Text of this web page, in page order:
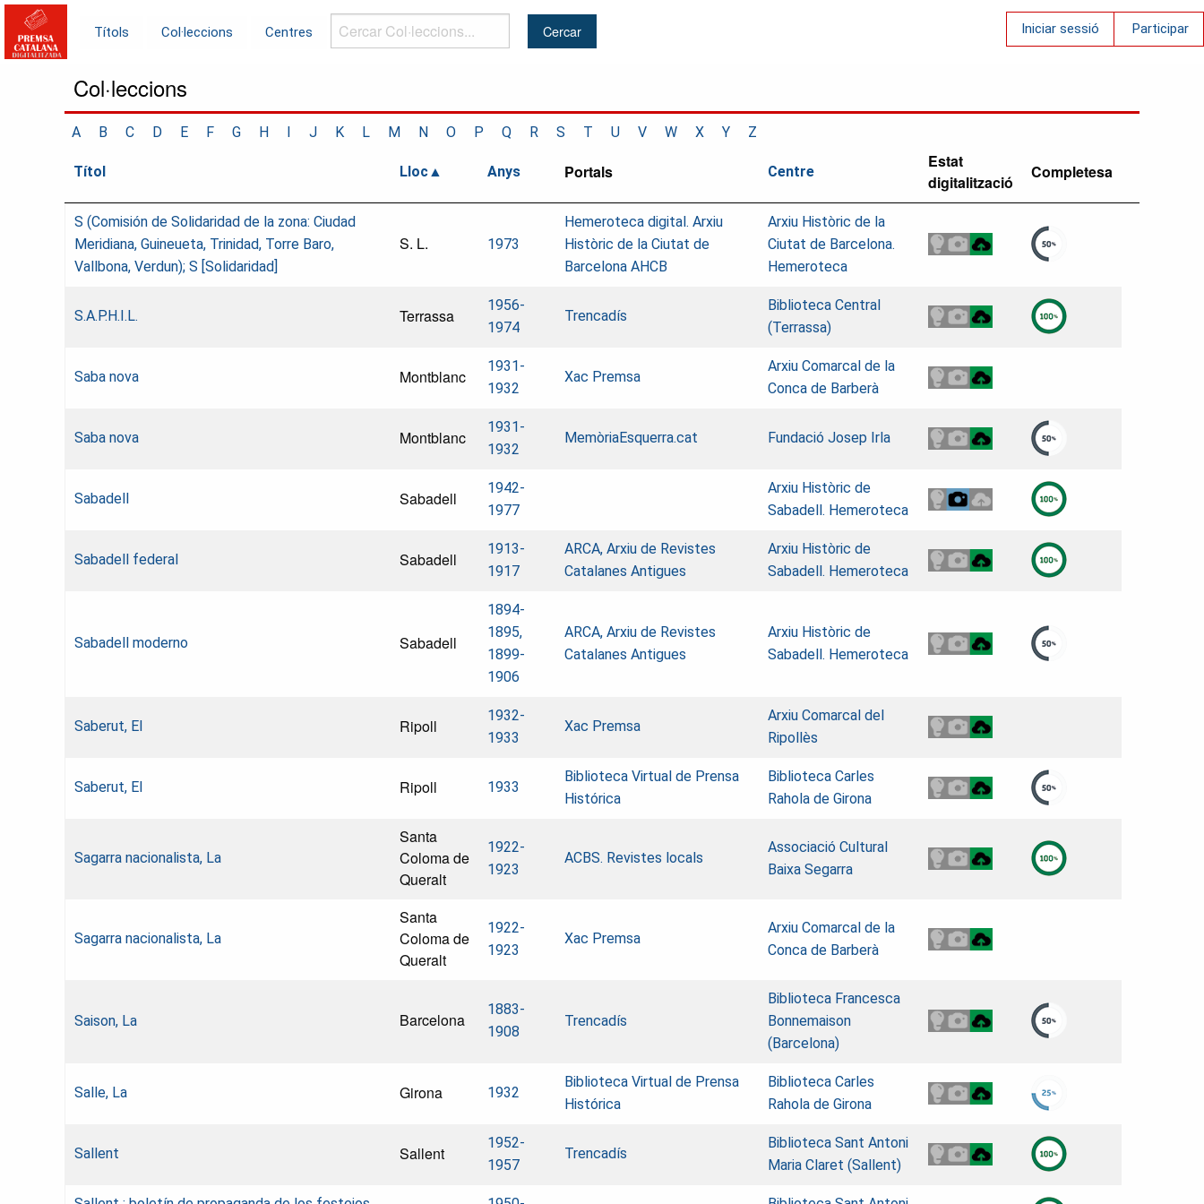
Títols Col·leccions Centres
Cercar
Col·leccions...
Iniciar sessió Participar
Col·leccions
A B C D E F G H I J K L M N O P Q R S T U V W X Y Z
Títol Lloc Anys Portals Centre
Estat
digitalització
Completesa
S (Comisión de Solidaridad de la zona: Ciudad
Meridiana, Guineueta, Trinidad, Torre Baro,
Vallbona, Verdun); S [Solidaridad]
S. L. 1973
Hemeroteca digital. Arxiu
Històric de la Ciutat de
Barcelona AHCB
Arxiu Històric de la
Ciutat de Barcelona.
Hemeroteca
S.A.P.H.I.L. Terrassa
1956-
1974
Trencadís
Biblioteca Central
(Terrassa)
Saba nova Montblanc
1931-
1932
Xac Premsa
Arxiu Comarcal de la
Conca de Barberà
Saba nova Montblanc
1931-
1932
MemòriaEsquerra.cat Fundació Josep Irla
Sabadell Sabadell
1942-
1977
Arxiu Històric de
Sabadell. Hemeroteca
Sabadell federal Sabadell
1913-
1917
ARCA, Arxiu de Revistes
Catalanes Antigues
Arxiu Històric de
Sabadell. Hemeroteca
Sabadell moderno Sabadell
1894-
1895,
1899-
1906
ARCA, Arxiu de Revistes
Catalanes Antigues
Arxiu Històric de
Sabadell. Hemeroteca
Saberut, El Ripoll
1932-
1933
Xac Premsa
Arxiu Comarcal del
Ripollès
Saberut, El Ripoll 1933
Biblioteca Virtual de Prensa
Histórica
Biblioteca Carles
Rahola de Girona
Sagarra nacionalista, La
Santa
Coloma de
Queralt
1922-
1923
ACBS. Revistes locals
Associació Cultural
Baixa Segarra
Sagarra nacionalista, La
Santa
Coloma de
Queralt
1922-
1923
Xac Premsa
Arxiu Comarcal de la
Conca de Barberà
Saison, La Barcelona
1883-
1908
Trencadís
Biblioteca Francesca
Bonnemaison
(Barcelona)
Salle, La Girona 1932
Biblioteca Virtual de Prensa
Histórica
Biblioteca Carles
Rahola de Girona
Sallent Sallent
1952-
1957
Trencadís
Biblioteca Sant Antoni
Maria Claret (Sallent)